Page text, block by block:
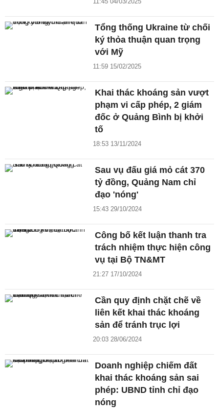
Tổng thống Ukraine từ chối
ký thỏa thuận quan trọng
với Mỹ
11:59 15/02/2025
Khai thác khoáng sản vượt
phạm vi cấp phép, 2 giám
đốc ở Quảng Bình bị khởi
tố
18:53 13/11/2024
Sau vụ đấu giá mỏ cát 370
tỷ đồng, Quảng Nam chỉ
đạo 'nóng'
15:43 29/10/2024
Công bố kết luận thanh tra
trách nhiệm thực hiện công
vụ tại Bộ TN&MT
21:27 17/10/2024
Cần quy định chặt chẽ về
liên kết khai thác khoáng
sản để tránh trục lợi
20:03 28/06/2024
Doanh nghiệp chiếm đất
khai thác khoáng sản sai
phép: UBND tỉnh chỉ đạo
nóng